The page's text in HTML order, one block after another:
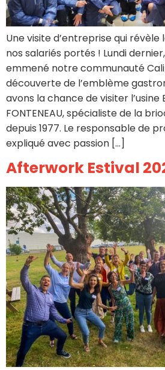
Une visite d’entreprise qui
nos salariés portés ! Lundi
emmené notre communauté
découverte de l’emblème
avons la chance de visiter l’usine
FONTENEAU, spécialiste de la
depuis 1977. Le responsable de
expliqué avec passion […]
Afterwork Estival